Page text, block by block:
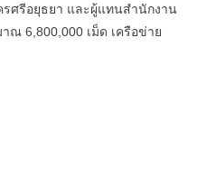
ศรีอยุธยา และผู้แทนสำนักงาน
ณ 6,800,000 เม็ด เครือข่าย